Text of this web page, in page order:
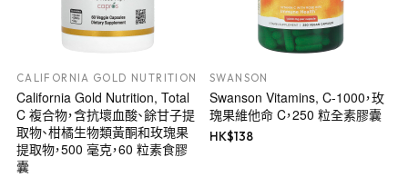
CALIFORNIA GOLD NUTRITION
California Gold Nutrition, Total
C 複合物，含抗壞血酸、餘甘子提
取物、柑橘生物類黃酮和玫瑰果
提取物，500 毫克，60 粒素食膠
囊
SWANSON
Swanson Vitamins, C-1000，玫
瑰果維他命 C，250 粒全素膠囊
HK$138